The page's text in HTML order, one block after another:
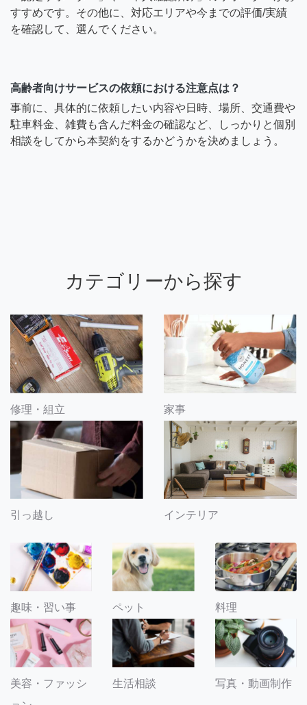
すすめです。その他に、対応エリアや今までの評価/実績
を確認して、選んでください。
高齢者向けサービスの依頼における注意点は？
事前に、具体的に依頼したい内容や日時、場所、交通費や
駐車料金、雑費も含んだ料金の確認など、しっかりと個別
相談をしてから本契約をするかどうかを決めましょう。
カテゴリーから探す
修理・組立 家事
引っ越し インテリア
趣味・習い事 ペット 料理
美容・ファッシ
生活相談 写真・動画制作